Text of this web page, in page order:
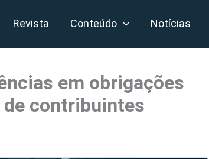
Revista Conteúdo Notícias
em obrigações
de contribuintes